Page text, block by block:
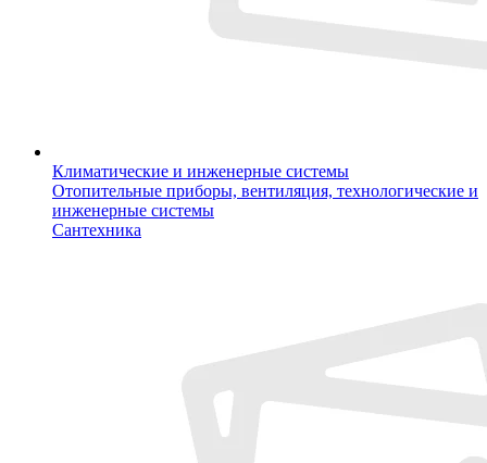
Климатические и инженерные системы
Отопительные приборы, вентиляция, технологические и
инженерные системы
Сантехника